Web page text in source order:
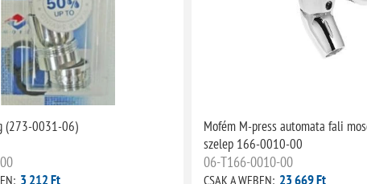
(273-0031-06)
3 212 Ft
Mofém M-press automata fali
szelep 166-0010-00
06-T166-0010-00
CSAK A WEBEN: 23 669 Ft